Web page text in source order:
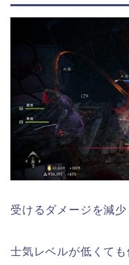
受けるダメージを減少
士気レベルが低くて